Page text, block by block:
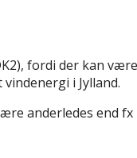
fordi der kan
i Jylland.
anderledes end fx